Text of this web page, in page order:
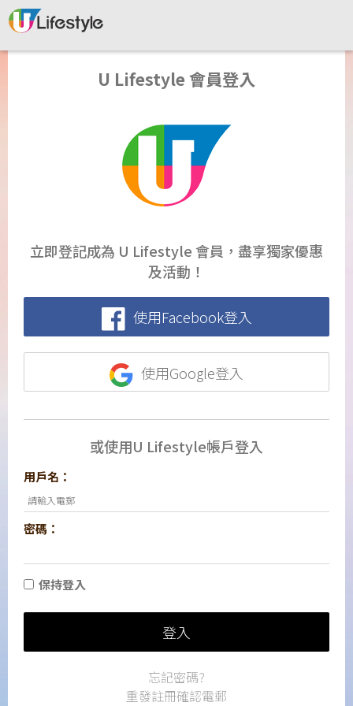
U Lifestyle 會員登入
立即登記成為 U Lifestyle 會員，盡享獨家優惠
及活動！
使用Facebook登入
使用Google登入
或使用U Lifestyle帳戶登入
用戶名：
密碼：
保持登入
登入
忘記密碼?
重發註冊確認電郵